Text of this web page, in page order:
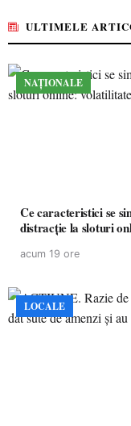
ULTIMELE
NAȚIONALE
Ce caracteristici se
distracție la sloturi
acum 19 ore
LOCALE